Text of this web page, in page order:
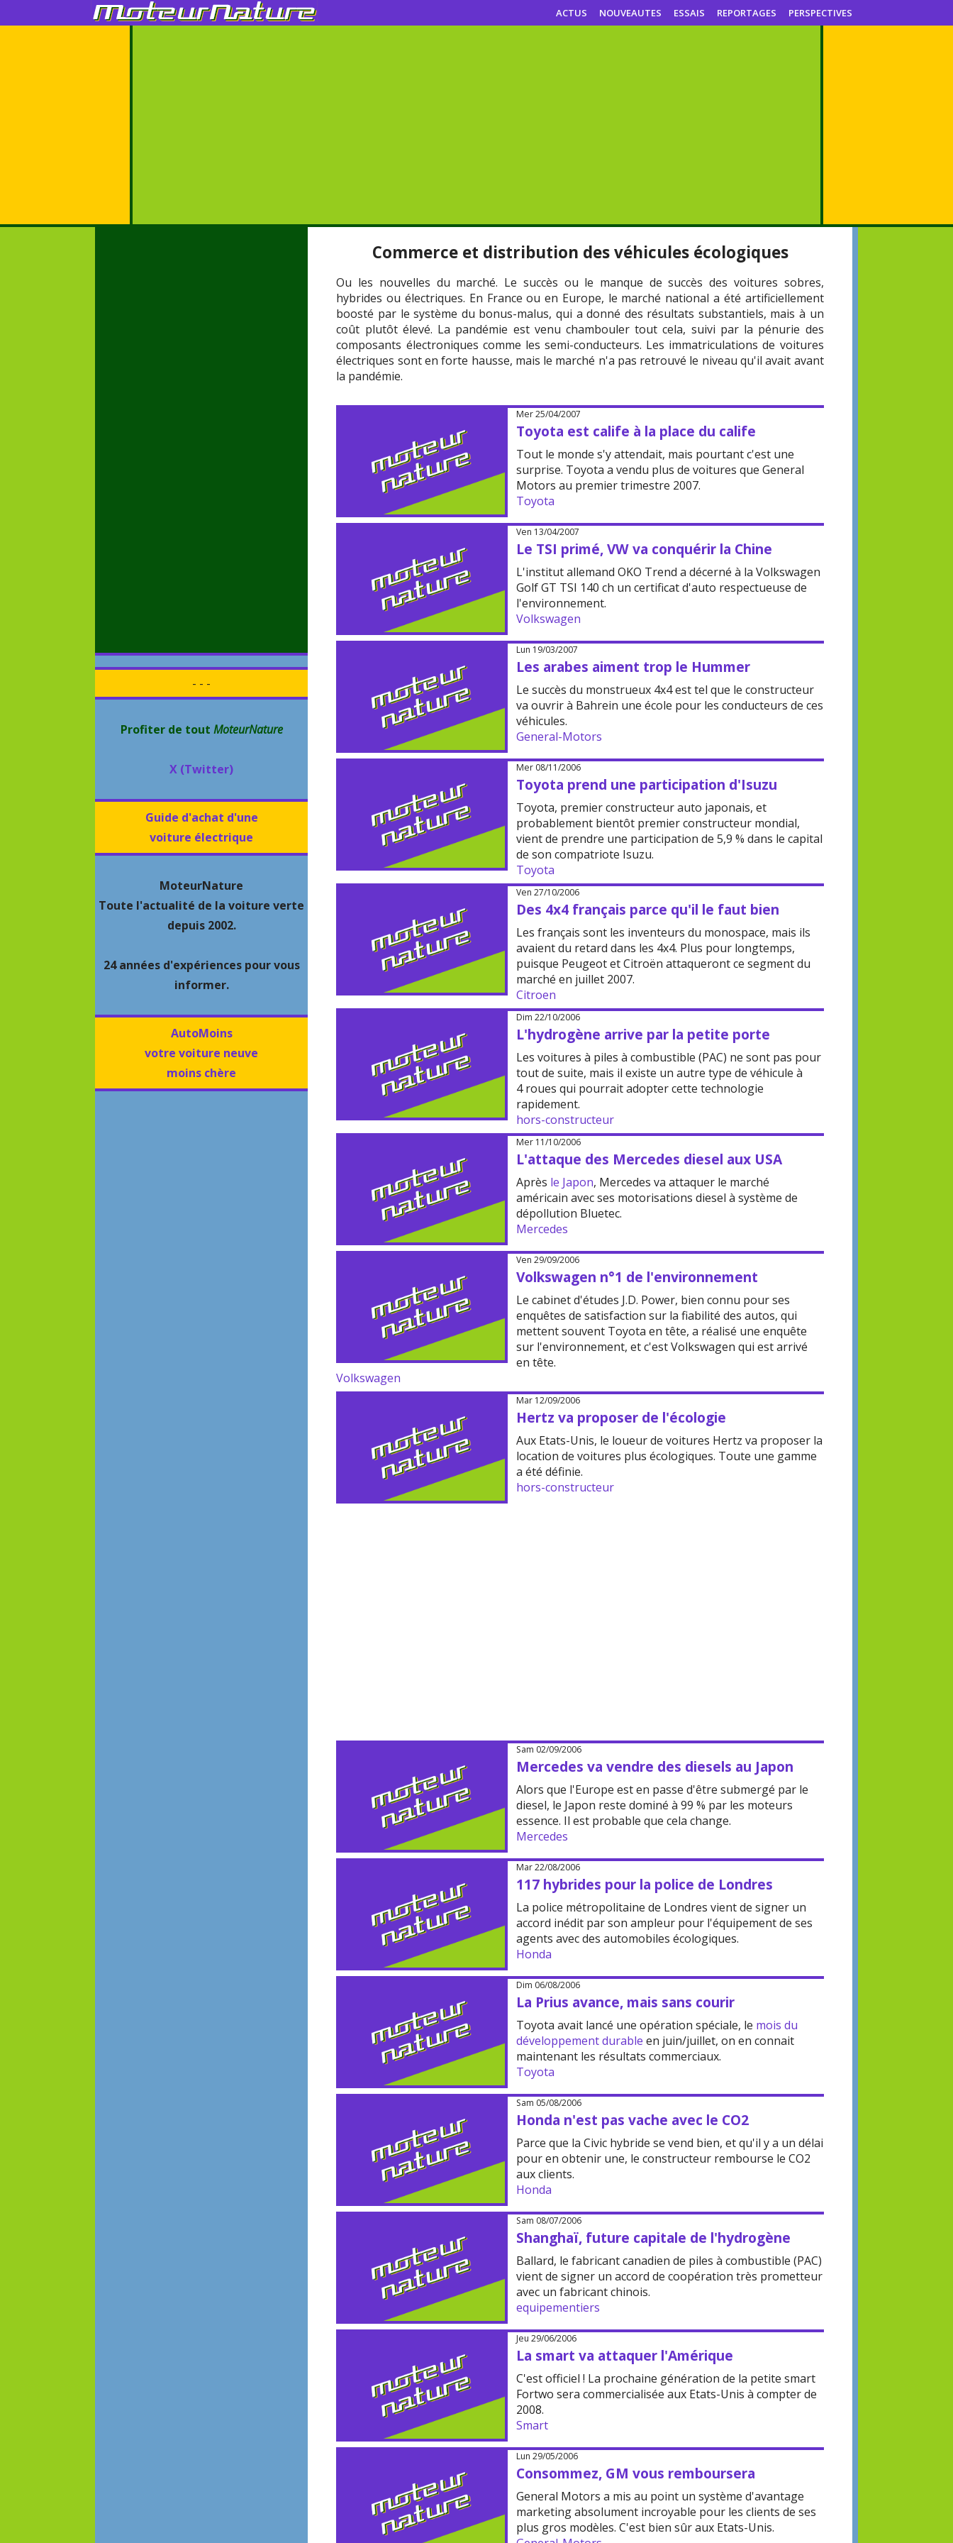
ACTUS NOUVEAUTES ESSAIS REPORTAGES PERSPECTIVES
- - -
Profiter de tout MoteurNature
X (Twitter)
Guide d'achat d'une
voiture électrique
MoteurNature
Toute l'actualité de la voiture verte
depuis 2002.
24 années d'expériences pour vous
informer.
AutoMoins
votre voiture neuve
moins chère
Commerce et distribution des véhicules écologiques
Ou les nouvelles du marché. Le succès ou le manque de succès des voitures sobres,
hybrides ou électriques. En France ou en Europe, le marché national a été artificiellement
boosté par le système du bonus-malus, qui a donné des résultats substantiels, mais à un
coût plutôt élevé. La pandémie est venu chambouler tout cela, suivi par la pénurie des
composants électroniques comme les semi-conducteurs. Les immatriculations de voitures
électriques sont en forte hausse, mais le marché n'a pas retrouvé le niveau qu'il avait avant
la pandémie.
Mer 25/04/2007
Toyota est calife à la place du calife
Tout le monde s'y attendait, mais pourtant c'est une
surprise. Toyota a vendu plus de voitures que General
Motors au premier trimestre 2007.
Toyota
Ven 13/04/2007
Le TSI primé, VW va conquérir la Chine
L'institut allemand OKO Trend a décerné à la Volkswagen
Golf GT TSI 140 ch un certificat d'auto respectueuse de
l'environnement.
Volkswagen
Lun 19/03/2007
Les arabes aiment trop le Hummer
Le succès du monstrueux 4x4 est tel que le constructeur
va ouvrir à Bahrein une école pour les conducteurs de ces
véhicules.
General-Motors
Mer 08/11/2006
Toyota prend une participation d'Isuzu
Toyota, premier constructeur auto japonais, et
probablement bientôt premier constructeur mondial,
vient de prendre une participation de 5,9 % dans le capital
de son compatriote Isuzu.
Toyota
Ven 27/10/2006
Des 4x4 français parce qu'il le faut bien
Les français sont les inventeurs du monospace, mais ils
avaient du retard dans les 4x4. Plus pour longtemps,
puisque Peugeot et Citroën attaqueront ce segment du
marché en juillet 2007.
Citroen
Dim 22/10/2006
L'hydrogène arrive par la petite porte
Les voitures à piles à combustible (PAC) ne sont pas pour
tout de suite, mais il existe un autre type de véhicule à
4 roues qui pourrait adopter cette technologie
rapidement.
hors-constructeur
Mer 11/10/2006
L'attaque des Mercedes diesel aux USA
Après le Japon, Mercedes va attaquer le marché
américain avec ses motorisations diesel à système de
dépollution Bluetec.
Mercedes
Ven 29/09/2006
Volkswagen n°1 de l'environnement
Le cabinet d'études J.D. Power, bien connu pour ses
enquêtes de satisfaction sur la fiabilité des autos, qui
mettent souvent Toyota en tête, a réalisé une enquête
sur l'environnement, et c'est Volkswagen qui est arrivé
en tête.
Volkswagen
Mar 12/09/2006
Hertz va proposer de l'écologie
Aux Etats-Unis, le loueur de voitures Hertz va proposer la
location de voitures plus écologiques. Toute une gamme
a été définie.
hors-constructeur
Sam 02/09/2006
Mercedes va vendre des diesels au Japon
Alors que l'Europe est en passe d'être submergé par le
diesel, le Japon reste dominé à 99 % par les moteurs
essence. Il est probable que cela change.
Mercedes
Mar 22/08/2006
117 hybrides pour la police de Londres
La police métropolitaine de Londres vient de signer un
accord inédit par son ampleur pour l'équipement de ses
agents avec des automobiles écologiques.
Honda
Dim 06/08/2006
La Prius avance, mais sans courir
Toyota avait lancé une opération spéciale, le mois du
développement durable en juin/juillet, on en connait
maintenant les résultats commerciaux.
Toyota
Sam 05/08/2006
Honda n'est pas vache avec le CO2
Parce que la Civic hybride se vend bien, et qu'il y a un délai
pour en obtenir une, le constructeur rembourse le CO2
aux clients.
Honda
Sam 08/07/2006
Shanghaï, future capitale de l'hydrogène
Ballard, le fabricant canadien de piles à combustible (PAC)
vient de signer un accord de coopération très prometteur
avec un fabricant chinois.
equipementiers
Jeu 29/06/2006
La smart va attaquer l'Amérique
C'est officiel ! La prochaine génération de la petite smart
Fortwo sera commercialisée aux Etats-Unis à compter de
2008.
Smart
Lun 29/05/2006
Consommez, GM vous remboursera
General Motors a mis au point un système d'avantage
marketing absolument incroyable pour les clients de ses
plus gros modèles. C'est bien sûr aux Etats-Unis.